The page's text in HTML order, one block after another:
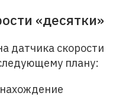
«десятки»
датчика скорости
плану: